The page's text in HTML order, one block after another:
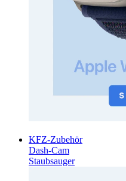
KFZ-Zubehör
Dash-Cam
Staubsauger